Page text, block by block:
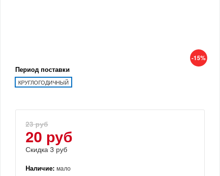
-15%
Период поставки
КРУГЛОГОДИЧНЫЙ
23 руб
20 руб
Скидка 3 руб
Наличие: мало